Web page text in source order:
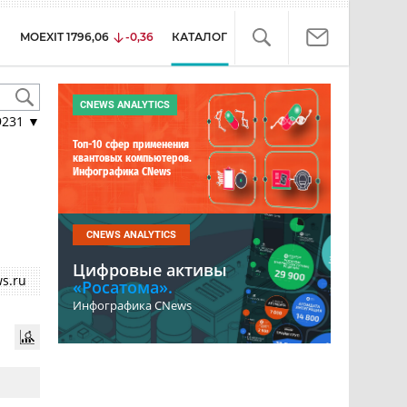
MOEXIT 1796,06 -0,36 КАТАЛОГ
▼
CNEWS ANALYTICS
Топ-10 сфер применения
квантовых компьютеров.
Инфографика CNews
CNEWS ANALYTICS
Цифровые активы
«Росатома».
Инфографика CNews